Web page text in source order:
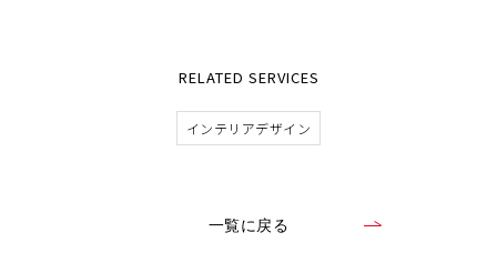
RELATED SERVICES
インテリアデザイン
一覧に戻る